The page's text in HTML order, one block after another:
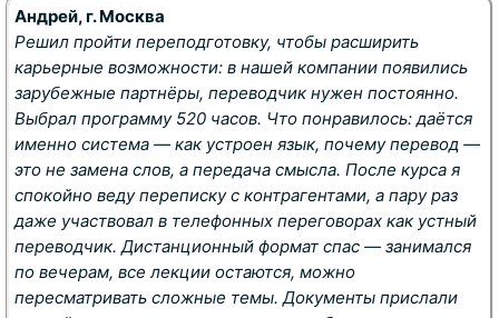
Андрей, г. Москва
Решил пройти переподготовку, чтобы расширить
карьерные возможности: в нашей компании появились
зарубежные партнёры, переводчик нужен постоянно.
Выбрал программу 520 часов. Что понравилось: даётся
именно система — как устроен язык, почему перевод —
это не замена слов, а передача смысла. После курса я
спокойно веду переписку с контрагентами, а пару раз
даже участвовал в телефонных переговорах как устный
переводчик. Дистанционный формат спас — занимался
по вечерам, все лекции остаются, можно
пересматривать сложные темы. Документы прислали